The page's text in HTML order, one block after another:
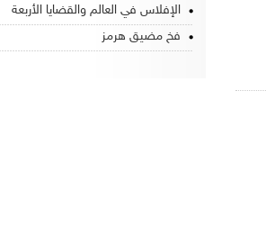
الإفلاس في العالم والقضايا الأربعة
فخ مضيق هرمز